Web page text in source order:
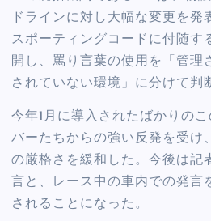
ドラインに対し大幅な変更を
スポーティングコードに付随す
開し、罵り言葉の使用を「管理
されていない環境」に分けて判
今年1月に導入されたばかりの
バーたちからの強い反発を受け
の厳格さを緩和した。今後は記
言と、レース中の車内での発言
されることになった。